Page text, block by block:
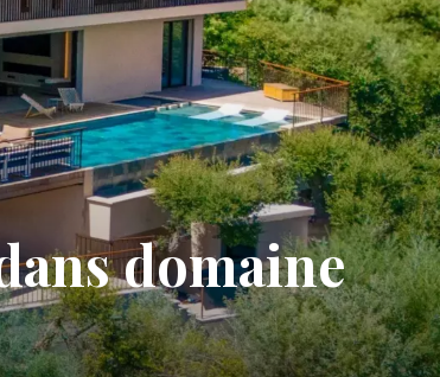
domaine